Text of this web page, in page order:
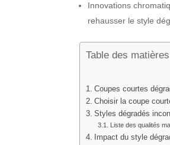
Innovations
rehausser le style
Table des matières
Coupes courtes
Choisir la coupe
Styles dégradés
Liste des qualités
Impact du style